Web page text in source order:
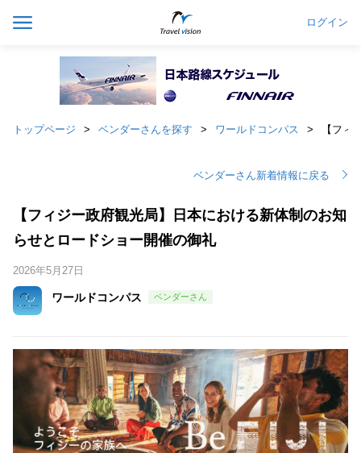
ログイン
トップページ ベンダーさんを探す ワールドコンパス 【フィ
ベンダーさん新着情報に戻る
【フィジー政府観光局】日本における新体制のお知
らせとロードショー開催の御礼
2026年5月27日
ワールドコンパス